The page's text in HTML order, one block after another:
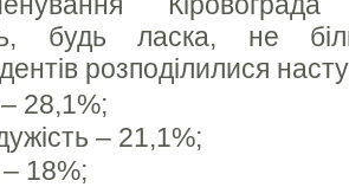
будь ласка, не
розподілилися
– 28,1%;
– 21,1%;
18%;